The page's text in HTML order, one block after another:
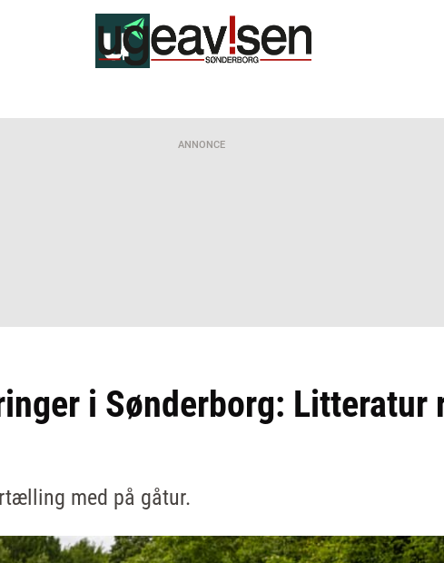
ANNONCE
i Sønderborg: Litteratur
med på gåtur.